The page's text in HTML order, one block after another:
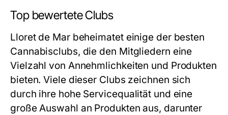
Top bewertete Clubs
Lloret de Mar beheimatet einige der besten
Cannabisclubs, die den Mitgliedern eine
Vielzahl von Annehmlichkeiten und Produkten
bieten. Viele dieser Clubs zeichnen sich
durch ihre hohe Servicequalität und eine
große Auswahl an Produkten aus, darunter